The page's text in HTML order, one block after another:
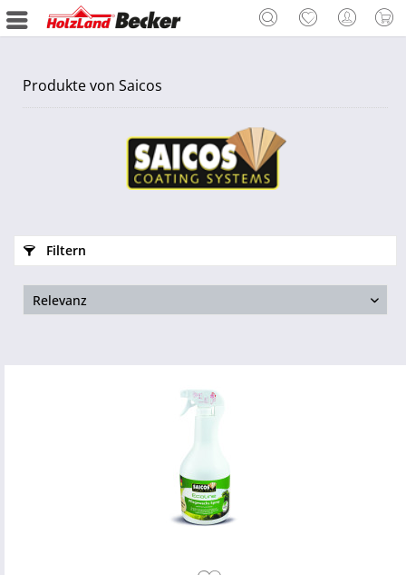
Produkte von Saicos
Filtern